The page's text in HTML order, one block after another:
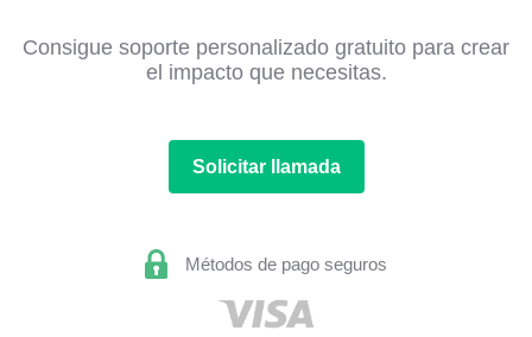
Consigue soporte personalizado gratuito para crear
el impacto que necesitas.
Solicitar llamada
Métodos de pago seguros